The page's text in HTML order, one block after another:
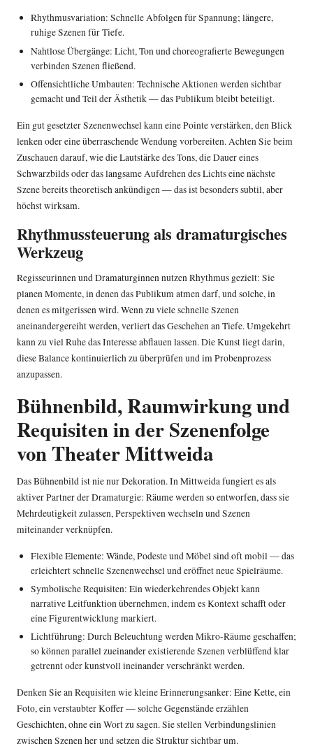
Rhythmusvariation: Schnelle Abfolgen für Spannung; längere,
ruhige Szenen für Tiefe.
Nahtlose Übergänge: Licht, Ton und choreografierte Bewegungen
verbinden Szenen fließend.
Offensichtliche Umbauten: Technische Aktionen werden sichtbar
gemacht und Teil der Ästhetik — das Publikum bleibt beteiligt.
Ein gut gesetzter Szenenwechsel kann eine Pointe verstärken, den Blick
lenken oder eine überraschende Wendung vorbereiten. Achten Sie beim
Zuschauen darauf, wie die Lautstärke des Tons, die Dauer eines
Schwarzbilds oder das langsame Aufdrehen des Lichts eine nächste
Szene bereits theoretisch ankündigen — das ist besonders subtil, aber
höchst wirksam.
Rhythmussteuerung als dramaturgisches
Werkzeug
Regisseurinnen und Dramaturginnen nutzen Rhythmus gezielt: Sie
planen Momente, in denen das Publikum atmen darf, und solche, in
denen es mitgerissen wird. Wenn zu viele schnelle Szenen
aneinandergereiht werden, verliert das Geschehen an Tiefe. Umgekehrt
kann zu viel Ruhe das Interesse abflauen lassen. Die Kunst liegt darin,
diese Balance kontinuierlich zu überprüfen und im Probenprozess
anzupassen.
Bühnenbild, Raumwirkung und
Requisiten in der Szenenfolge
von Theater Mittweida
Das Bühnenbild ist nie nur Dekoration. In Mittweida fungiert es als
aktiver Partner der Dramaturgie: Räume werden so entworfen, dass sie
Mehrdeutigkeit zulassen, Perspektiven wechseln und Szenen
miteinander verknüpfen.
Flexible Elemente: Wände, Podeste und Möbel sind oft mobil — das
erleichtert schnelle Szenenwechsel und eröffnet neue Spielräume.
Symbolische Requisiten: Ein wiederkehrendes Objekt kann
narrative Leitfunktion übernehmen, indem es Kontext schafft oder
eine Figurentwicklung markiert.
Lichtführung: Durch Beleuchtung werden Mikro-Räume geschaffen;
so können parallel zueinander existierende Szenen verblüffend klar
getrennt oder kunstvoll ineinander verschränkt werden.
Denken Sie an Requisiten wie kleine Erinnerungsanker: Eine Kette, ein
Foto, ein verstaubter Koffer — solche Gegenstände erzählen
Geschichten, ohne ein Wort zu sagen. Sie stellen Verbindungslinien
zwischen Szenen her und setzen die Struktur sichtbar um.